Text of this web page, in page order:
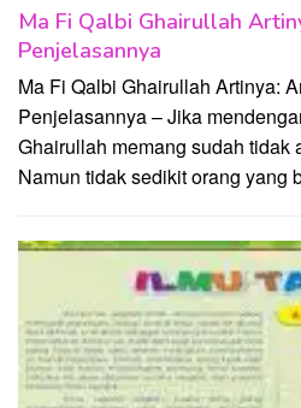
Ma Fi Qalbi Ghairullah
Penjelasannya
Ma Fi Qalbi Ghairullah Artinya:
Penjelasannya – Jika
Ghairullah memang sudah tidak
Namun tidak sedikit orang yang